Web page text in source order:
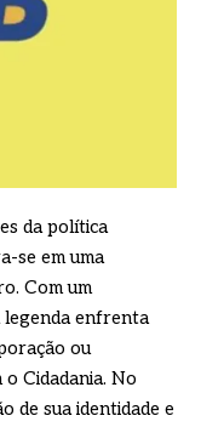
da política
se em uma
Com um
legenda enfrenta
ou
Cidadania. No
de sua identidade e